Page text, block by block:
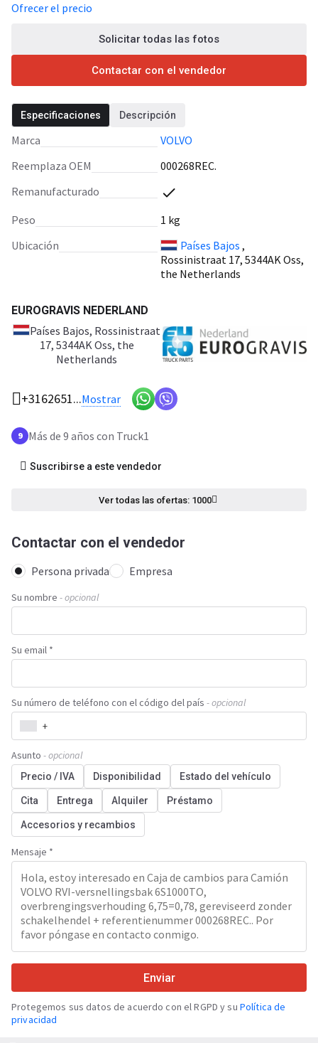
Ofrecer el precio
Solicitar todas las fotos
Contactar con el vendedor
Especificaciones Descripción
Marca
VOLVO
Reemplaza OEM
000268REC.
Remanufacturado
Peso
1 kg
Ubicación
Países Bajos ,
Rossinistraat 17, 5344AK Oss,
the Netherlands
EUROGRAVIS NEDERLAND
Países Bajos, Rossinistraat
17, 5344AK Oss, the
Netherlands
+3162651...Mostrar
9 Más de 9 años con Truck1
Suscribirse a este vendedor
Ver todas las ofertas: 1000
Contactar con el vendedor
Persona privada Empresa
Su nombre - opcional
Su email *
Su número de teléfono con el código del país - opcional
+
Asunto - opcional
Precio / IVA Disponibilidad Estado del vehículo
Cita Entrega Alquiler Préstamo
Accesorios y recambios
Mensaje *
Enviar
Protegemos sus datos de acuerdo con el RGPD y su Política de
privacidad